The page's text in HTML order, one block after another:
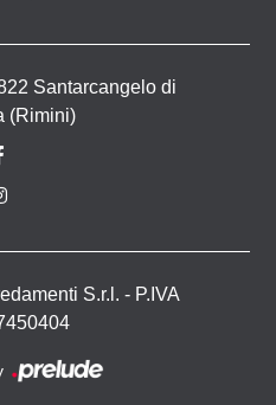
Santarcangelo di
(Rimini)
S.r.l. - P.IVA